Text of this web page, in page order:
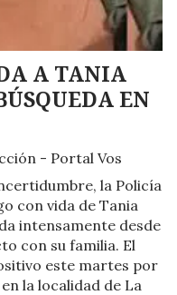
A TANIA
EN
- Portal Vos
la Policía
con vida de Tania
intensamente desde
con su familia. El
este martes por
la localidad de La